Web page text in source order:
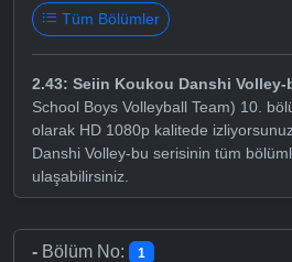
Tüm Bölümler
2.43: Seiin Koukou Danshi Volley-
School Boys Volleyball Team) 10.
olarak HD 1080p kalitede
Danshi Volley-bu serisinin tüm
ulaşabilirsiniz.
- Bölüm No: 1